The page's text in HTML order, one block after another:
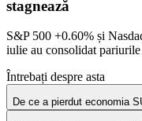
stagnează
S&P 500 +0.60% și
iulie au consolidat
Întrebați despre asta
De ce a pierdut economia